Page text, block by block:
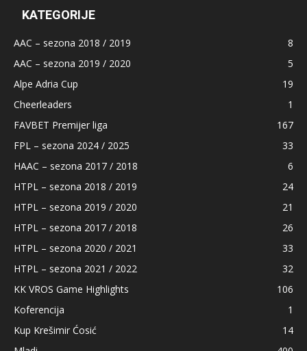
KATEGORIJE
AAC – sezona 2018 / 2019
8
AAC – sezona 2019 / 2020
5
Alpe Adria Cup
19
Cheerleaders
1
FAVBET Premijer liga
167
FPL – sezona 2024 / 2025
33
HAAC – sezona 2017 / 2018
6
HTPL – sezona 2018 / 2019
24
HTPL – sezona 2019 / 2020
21
HTPL – sezona 2017 / 2018
26
HTPL – sezona 2020 / 2021
33
HTPL – sezona 2021 / 2022
32
KK VROS Game Highlights
106
Koferencija
1
Kup Krešimir Ćosić
14